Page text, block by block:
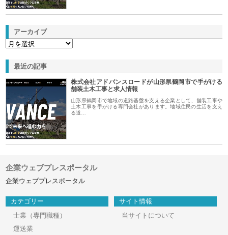
アーカイブ
最近の記事
株式会社アドバンスロードが山形県鶴岡市で手がける
舗装土木工事と求人情報
山形県鶴岡市で地域の道路基盤を支える企業として、舗装工事や
土木工事を手がける専門会社があります。地域住民の生活を支え
る道…
企業ウェブプレスポータル
企業ウェブプレスポータル
カテゴリー
士業（専門職種）
運送業
サイト情報
当サイトについて